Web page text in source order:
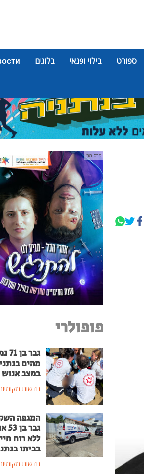
ספורט בילוי ופנאי בלוגים
פרסומת
פופולרי
גבר
מהים
במצב אנוש
חדשות
המגפה
גבר
ללא רוח
בביתו
חדשות